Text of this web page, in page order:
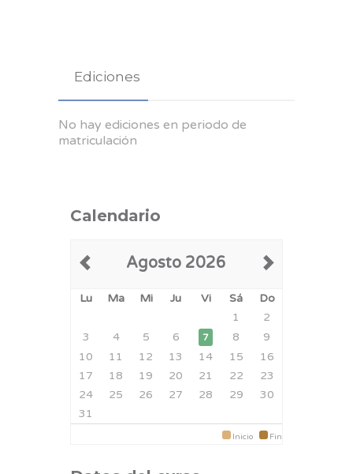
Ediciones
No hay ediciones en periodo de
matriculación
Calendario
Agosto 2026
Lu Ma Mi Ju Vi Sá
Do
1
2
3
4 5 6 7 8
9
10
11 12 13 14 15
16
17
18 19 20 21 22
23
24
25 26 27 28 29
30
31
Inicio Fin